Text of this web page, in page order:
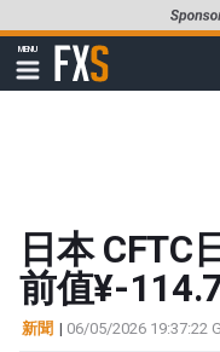
至
要
MENU
顯
示
FXStreet
日本 CFTC
前值¥-
新聞 | 06/05/2026 19:37:22